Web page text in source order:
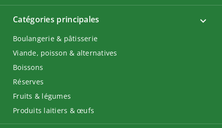
Catégories principales
Boulangerie & pâtisserie
Viande, poisson & alternatives
Boissons
Réserves
Fruits & légumes
Produits laitiers & œufs